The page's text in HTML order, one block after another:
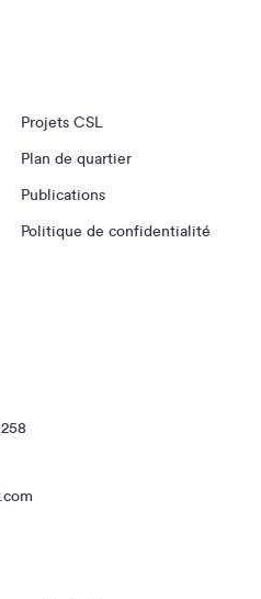
Projets CSL
Plan de quartier
Publications
Politique de confidentialité